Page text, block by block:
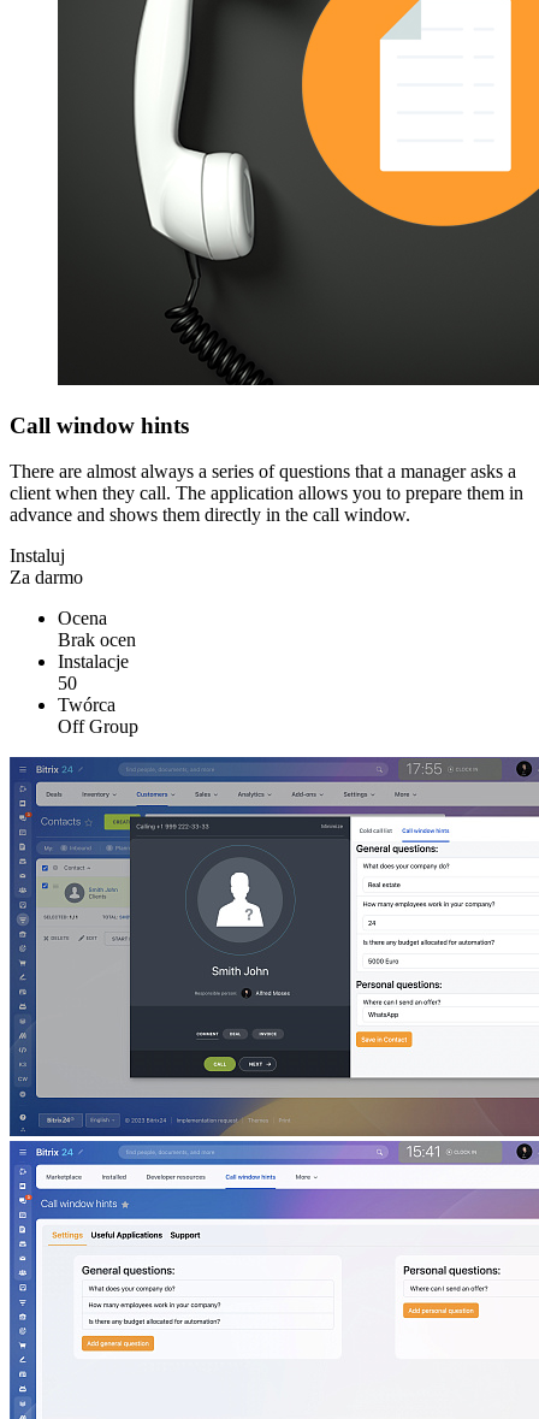
Call window hints
There are almost always a series of questions that a manager asks a
client when they call. The application allows you to prepare them in
advance and shows them directly in the call window.
Instaluj
Za darmo
Ocena
Brak ocen
Instalacje
50
Twórca
Off Group